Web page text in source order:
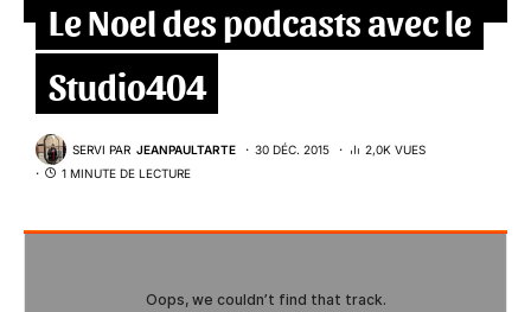
Le Noel des podcasts avec le
Studio404
SERVI PAR JEANPAULTARTE 30 DÉC. 2015
2,0K VUES
1 MINUTE DE LECTURE